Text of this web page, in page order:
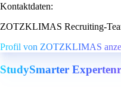
Kontaktdaten:
ZOTZKLIMAS Recruiting-
Profil von ZOTZKLIMAS
StudySmarter